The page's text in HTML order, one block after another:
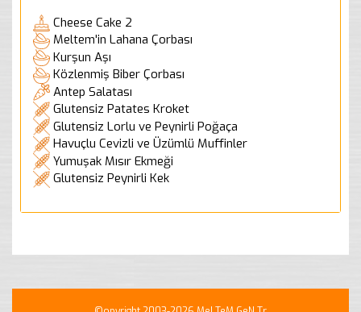
Cheese Cake 2
Meltem'in Lahana Çorbası
Kurşun Aşı
Közlenmiş Biber Çorbası
Antep Salatası
Glutensiz Patates Kroket
Glutensiz Lorlu ve Peynirli Poğaça
Havuçlu Cevizli ve Üzümlü Muffinler
Yumuşak Mısır Ekmeği
Glutensiz Peynirli Kek